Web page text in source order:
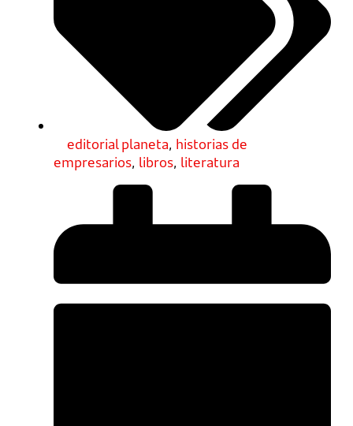
editorial planeta, historias de
empresarios, libros, literatura